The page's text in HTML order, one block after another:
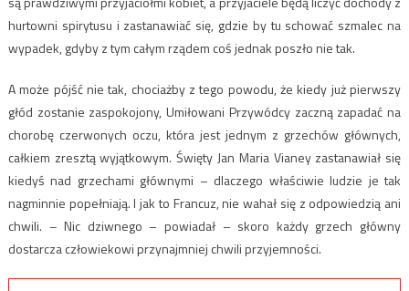
hurtowni spirytusu i zastanawiać się, gdzie by tu schować szmalec na
wypadek, gdyby z tym całym rządem coś jednak poszło nie tak.
A może pójść nie tak, chociażby z tego powodu, że kiedy już pierwszy
głód zostanie zaspokojony, Umiłowani Przywódcy zaczną zapadać na
chorobę czerwonych oczu, która jest jednym z grzechów głównych,
całkiem zresztą wyjątkowym. Święty Jan Maria Vianey zastanawiał się
kiedyś nad grzechami głównymi – dlaczego właściwie ludzie je tak
nagminnie popełniają. I jak to Francuz, nie wahał się z odpowiedzią ani
chwili. – Nic dziwnego – powiadał – skoro każdy grzech główny
dostarcza człowiekowi przynajmniej chwili przyjemności.